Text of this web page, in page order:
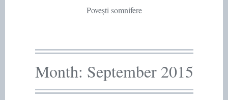
Povești somnifere
Month: September 2015